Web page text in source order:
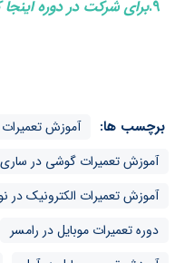
برای شرکت در دوره
برچسب ها:
آموزش تعمیرات
آموزش تعمیرات گوشی در ساری
آموزش تعمیرات الکترونیک در
دوره تعمیرات موبایل در رامسر